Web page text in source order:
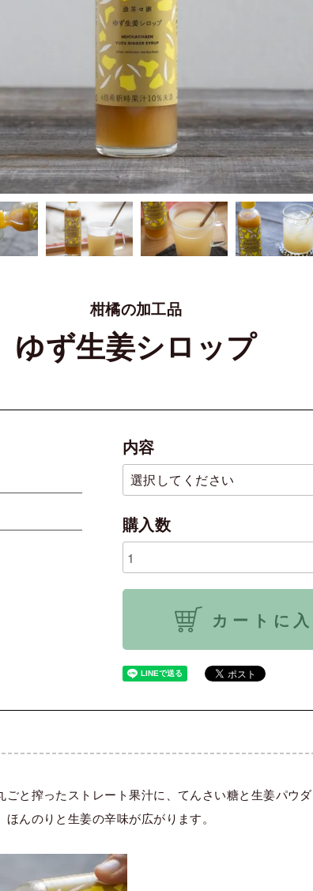
柑橘の加工品
ゆず生姜シロップ
内容
購入数
カートに
と搾ったストレート果汁に、てんさい糖と生姜パウ
んのりと生姜の辛味が広がります。